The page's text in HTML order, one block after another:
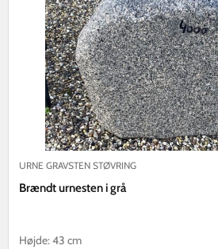
URNE GRAVSTEN STØVRING
Brændt urnesten i grå
Højde: 43 cm